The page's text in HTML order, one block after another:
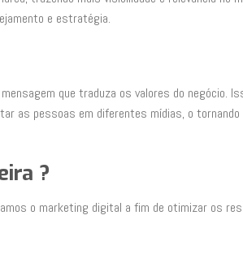
e estratégia.
que traduza os valores do negócio.
as pessoas em diferentes mídias, o
?
o marketing digital a fim de otimizar os